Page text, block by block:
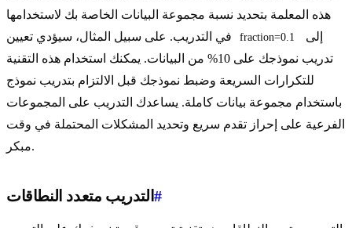
هذه المعلمة بتحديد نسبة مجموعة البيانات الخاصة بك لاستخدامها
fraction=0.1
تدريب نموذجك على 10% من البيانات. يمكنك استخدام هذه التقنية
للتكرارات السريعة وضبط نموذجك قبل الالتزام بتدريب نموذج
باستخدام مجموعة بيانات كاملة. يساعدك التدريب على المجموعات
الفرعية على إحراز تقدم سريع وتحديد المشكلات المحتملة في وقت
مبكر.
التدريب متعدد النطاقات#